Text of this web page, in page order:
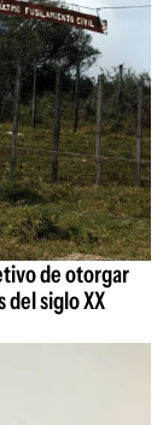
de otorgar
siglo XX